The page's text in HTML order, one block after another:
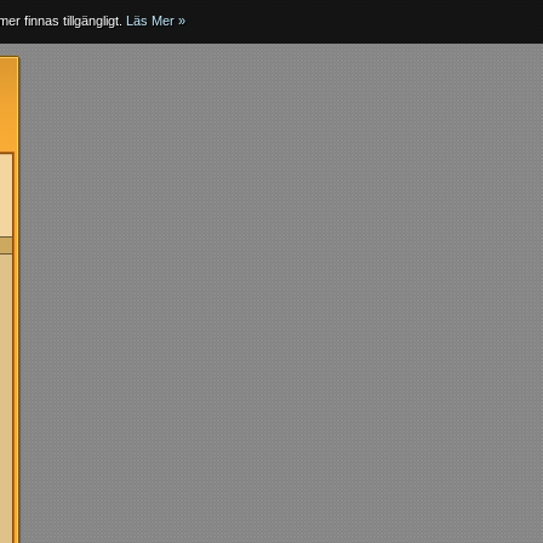
finnas tillgängligt. Läs Mer »